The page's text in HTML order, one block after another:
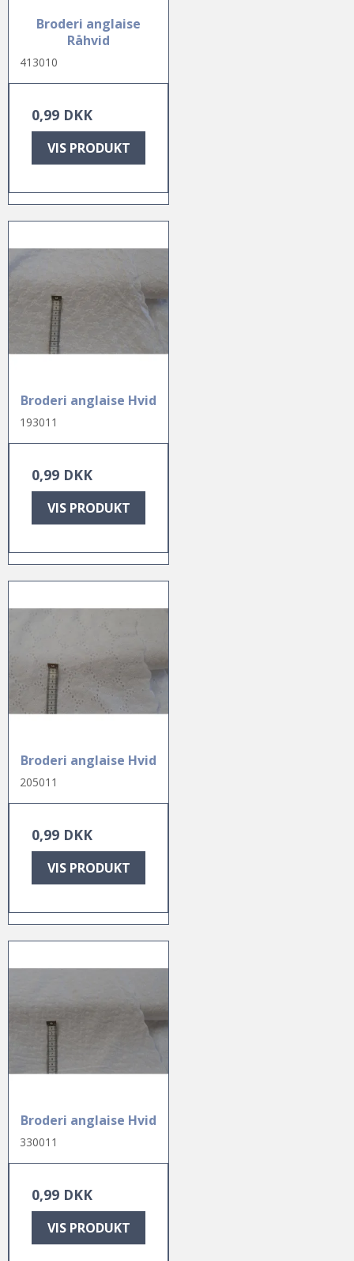
Broderi anglaise
Råhvid
413010
0,99 DKK
VIS PRODUKT
Broderi anglaise Hvid
193011
0,99 DKK
VIS PRODUKT
Broderi anglaise Hvid
205011
0,99 DKK
VIS PRODUKT
Broderi anglaise Hvid
330011
0,99 DKK
VIS PRODUKT